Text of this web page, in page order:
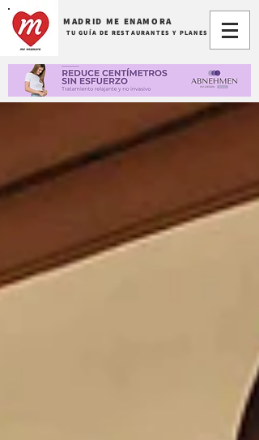
MADRID ME ENAMORA
TU GUÍA DE RESTAURANTES Y PLANES